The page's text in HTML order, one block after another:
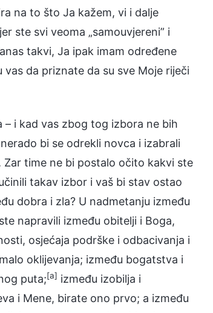
na to što Ja kažem, vi i dalje
ste svi veoma „samouvjereni” i
takvi, Ja ipak imam određene
da priznate da su sve Moje riječi
i kad vas zbog tog izbora ne bih
bi se odrekli novca i izabrali
time ne bi postalo očito kakvi ste
takav izbor i vaš bi stav ostao
dobra i zla? U nadmetanju između
napravili između obitelji i Boga,
osjećaja podrške i odbacivanja i
oklijevanja; između bogatstva i
puta;[a] između izobilja i
i Mene, birate ono prvo; a između